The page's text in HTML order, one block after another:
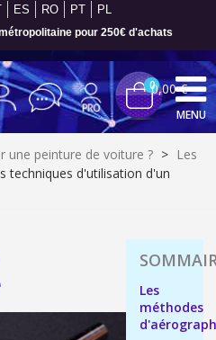
ES RO PT PL
pour 250€ d'achats
00,00 €
MENU
une peinture de voiture ? > Les
techniques d'utilisation d'un
Les
méthodes